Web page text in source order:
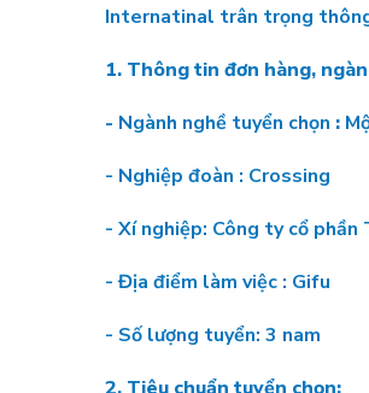
Internatinal trân trọng
1. Thông tin đơn hàng,
- Ngành nghề tuyển chọn :
- Nghiệp đoàn : Crossing
- Xí nghiệp: Công ty cổ phần
- Địa điểm làm việc : Gifu
- Số lượng tuyển: 3 nam